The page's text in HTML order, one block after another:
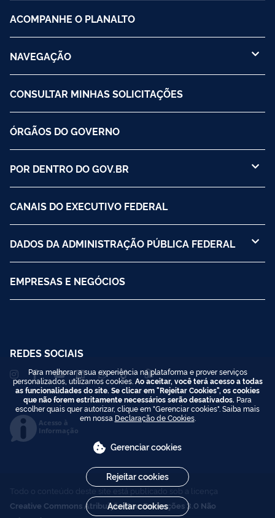
ACOMPANHE O PLANALTO
NAVEGAÇÃO
CONSULTAR MINHAS SOLICITAÇÕES
ÓRGÃOS DO GOVERNO
POR DENTRO DO GOV.BR
CANAIS DO EXECUTIVO FEDERAL
DADOS DA ADMINISTRAÇÃO PÚBLICA FEDERAL
EMPRESAS E NEGÓCIOS
REDES SOCIAIS
Acesso à
Informação
Todo o conteúdo deste site está publicado sob a licença
Creative Commons Atribuição-SemDerivações 3.0 Não
Para melhorar a sua experiência na plataforma e prover serviços
personalizados, utilizamos cookies. Ao aceitar, você terá acesso a todas
as funcionalidades do site. Se clicar em "Rejeitar Cookies", os cookies
que não forem estritamente necessários serão desativados. Para
escolher quais quer autorizar, clique em "Gerenciar cookies". Saiba mais
em nossa Declaração de Cookies.
Gerenciar cookies
Rejeitar cookies
Aceitar cookies